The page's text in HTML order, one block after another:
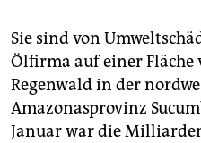
Sie sind von
Ölfirma auf einer
Regenwald in der
Amazonasprovinz
Januar war die